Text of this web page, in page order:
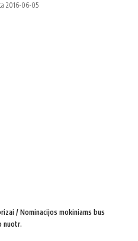
2016-06-05
/ Nominacijos mokiniams bus
nuotr.